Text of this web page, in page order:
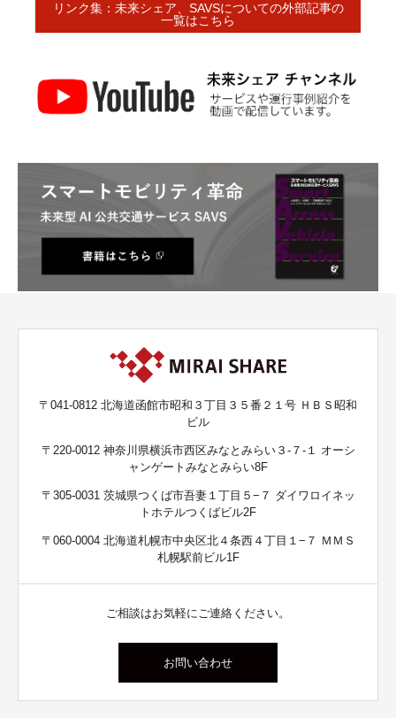
リンク集：未来シェア、SAVSについての外部記事の
一覧はこちら
〒041-0812 北海道函館市昭和３丁目３５番２１号 ＨＢＳ昭和
ビル
〒220-0012 神奈川県横浜市西区みなとみらい３-７-１ オーシ
ャンゲートみなとみらい8F
〒305-0031 茨城県つくば市吾妻１丁目５−７ ダイワロイネッ
トホテルつくばビル2F
〒060-0004 北海道札幌市中央区北４条西４丁目１−７ ＭＭＳ
札幌駅前ビル1F
ご相談はお気軽にご連絡ください。
お問い合わせ